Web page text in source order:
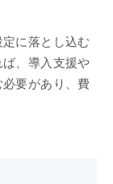
に落とし込む
ば、導入支援や
要があり、費